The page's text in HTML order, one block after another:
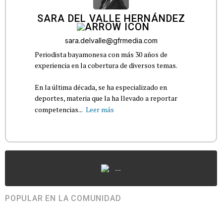
SARA DEL VALLE HERNÁNDEZ
sara.delvalle@gfrmedia.com
Periodista bayamonesa con más 30 años de
experiencia en la cobertura de diversos temas.
En la última década, se ha especializado en
deportes, materia que la ha llevado a reportar
competencias... Leer más
...
POPULAR EN LA COMUNIDAD